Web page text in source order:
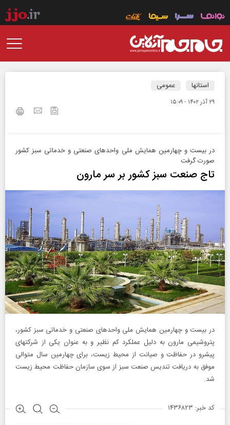
استانها عمومی
۲۹ آذر ۱۴۰۲ - ۱۵:۰۹
در بیست و چهارمین همایش ملی واحدهای صنعتی و خدماتی سبز کشور
صورت گرفت
تاج صنعت سبز کشور بر سر مارون
در بیست و چهارمین همایش ملی واحدهای صنعتی و خدماتی سبز کشور،
پتروشیمی مارون به دلیل عملکرد کم نظیر و به عنوان یکی از شرکتهای
پیشرو در حفاظت و صیانت از محیط زیست، برای چهارمین سال متوالی
موفق به دریافت تندیس صنعت سبز از سوی سازمان حفاظت محیط زیست
شد.
کد خبر: ۱۴۳۶۸۲۳